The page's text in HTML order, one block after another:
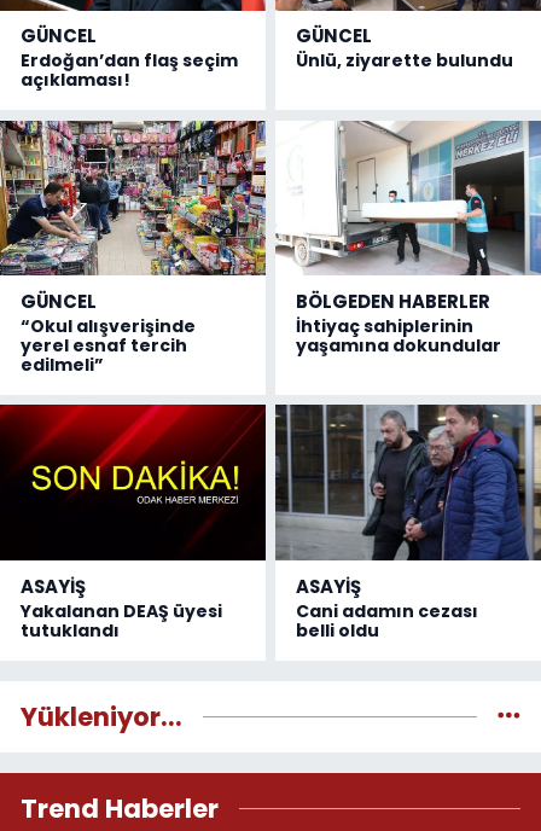
GÜNCEL
Erdoğan’dan flaş seçim
açıklaması!
GÜNCEL
Ünlü, ziyarette bulundu
GÜNCEL
“Okul alışverişinde
yerel esnaf tercih
edilmeli”
BÖLGEDEN HABERLER
İhtiyaç sahiplerinin
yaşamına dokundular
ASAYİŞ
Yakalanan DEAŞ üyesi
tutuklandı
ASAYİŞ
Cani adamın cezası
belli oldu
Yükleniyor...
Trend Haberler